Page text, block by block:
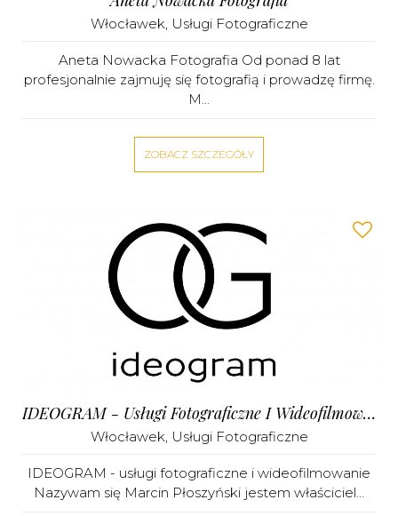
Włocławek, Usługi Fotograficzne
Aneta Nowacka Fotografia Od ponad 8 lat
profesjonalnie zajmuję się fotografią i prowadzę firmę.
M...
ZOBACZ SZCZEGÓŁY
IDEOGRAM - Usługi Fotograficzne I Wideofilmowanie ​
Włocławek, Usługi Fotograficzne
IDEOGRAM - usługi fotograficzne i wideofilmowanie
Nazywam się Marcin Płoszyński jestem właściciel...